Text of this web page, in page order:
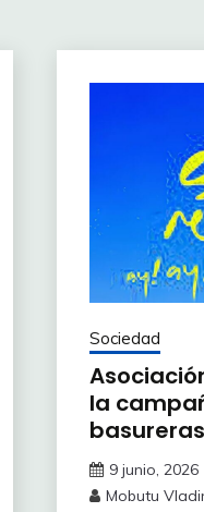
Sociedad
la
basureras
9 junio, 2026
Mobutu